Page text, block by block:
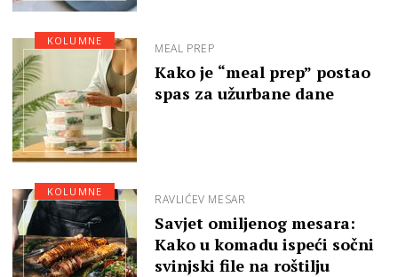
MEAL PREP
Kako je “meal prep” postao
spas za užurbane dane
KOLUMNE
RAVLIĆEV MESAR
Savjet omiljenog mesara:
Kako u komadu ispeći sočni
svinjski file na roštilju
KOLUMNE